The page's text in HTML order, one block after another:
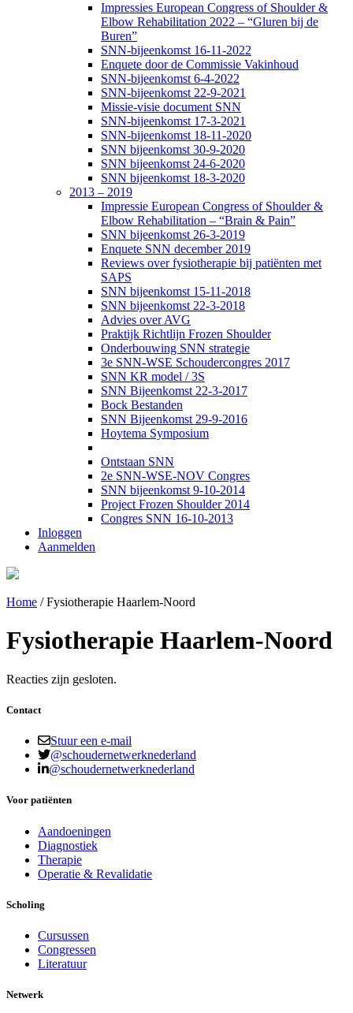
Impressies European Congress of Shoulder &
Elbow Rehabilitation 2022 – “Gluren bij de
Buren”
SNN-bijeenkomst 16-11-2022
Enquete door de Commissie Vakinhoud
SNN-bijeenkomst 6-4-2022
SNN-bijeenkomst 22-9-2021
Missie-visie document SNN
SNN-bijeenkomst 17-3-2021
SNN-bijeenkomst 18-11-2020
SNN bijeenkomst 30-9-2020
SNN bijeenkomst 24-6-2020
SNN bijeenkomst 18-3-2020
2013 – 2019
Impressie European Congress of Shoulder &
Elbow Rehabilitation – “Brain & Pain”
SNN bijeenkomst 26-3-2019
Enquete SNN december 2019
Reviews over fysiotherapie bij patiënten met
SAPS
SNN bijeenkomst 15-11-2018
SNN bijeenkomst 22-3-2018
Advies over AVG
Praktijk Richtlijn Frozen Shoulder
Onderbouwing SNN strategie
3e SNN-WSE Schoudercongres 2017
SNN KR model / 3S
SNN Bijeenkomst 22-3-2017
Bock Bestanden
SNN Bijeenkomst 29-9-2016
Hoytema Symposium
Ontstaan SNN
2e SNN-WSE-NOV Congres
SNN bijeenkomst 9-10-2014
Project Frozen Shoulder 2014
Congres SNN 16-10-2013
Inloggen
Aanmelden
Home /Fysiotherapie Haarlem-Noord
Fysiotherapie Haarlem-Noord
Reacties zijn gesloten.
Contact
Stuur een e-mail
@schoudernetwerknederland
@schoudernetwerknederland
Voor patiënten
Aandoeningen
Diagnostiek
Therapie
Operatie & Revalidatie
Scholing
Cursussen
Congressen
Literatuur
Netwerk